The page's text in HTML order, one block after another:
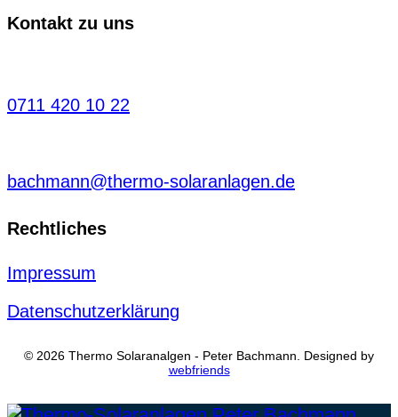
Kontakt zu uns
0711 420 10 22
bachmann@thermo-solaranlagen.de
Rechtliches
Impressum
Datenschutzerklärung
© 2026 Thermo Solaranalgen - Peter Bachmann. Designed by
webfriends